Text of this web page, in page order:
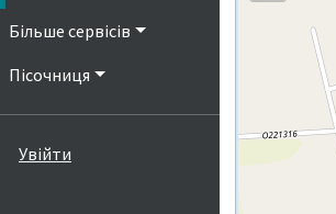
Більше сервісів
Пісочниця
Увійти